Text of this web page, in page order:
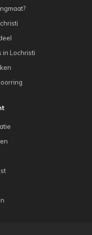
in Lochristi